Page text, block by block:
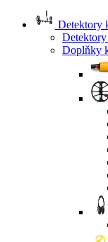
Detektory
Doplňky